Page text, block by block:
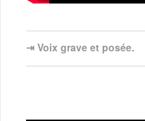
⇥ Voix grave et posée.